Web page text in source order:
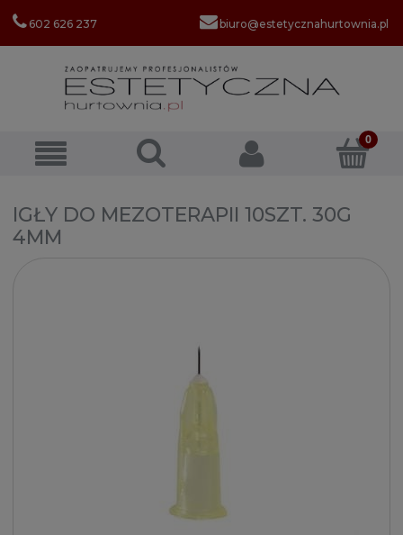
602 626 237 biuro@estetycznahurtownia.pl
IGŁY DO MEZOTERAPII 10SZT. 30G
4MM